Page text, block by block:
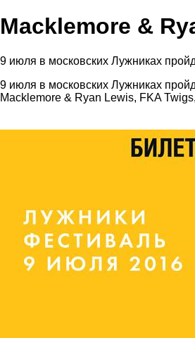
Macklemore &
9 июля в московских Лужниках
9 июля в московских Лужниках
Macklemore & Ryan Lewis, FKA